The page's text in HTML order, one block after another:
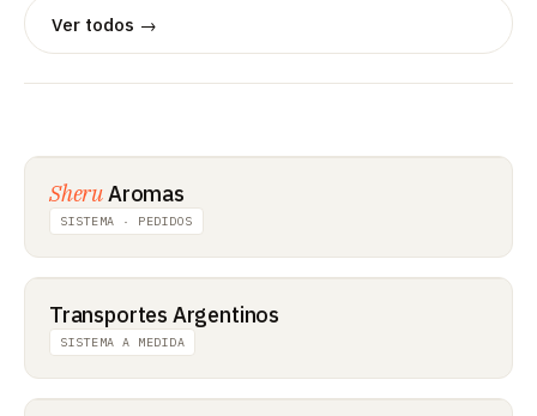
Ver todos →
SheruAromas
SISTEMA · PEDIDOS
Transportes Argentinos
SISTEMA A MEDIDA